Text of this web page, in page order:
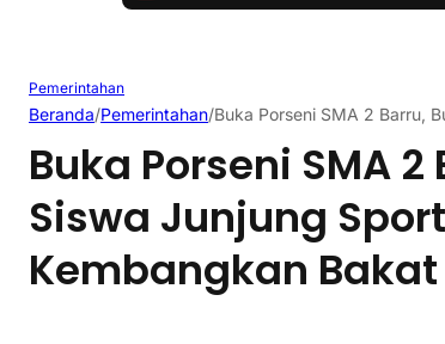
Pemerintahan
Beranda/Pemerintahan/Buka Porseni SMA 2 Barru,
Buka Porseni SMA
Siswa Junjung
Kembangkan Bakat